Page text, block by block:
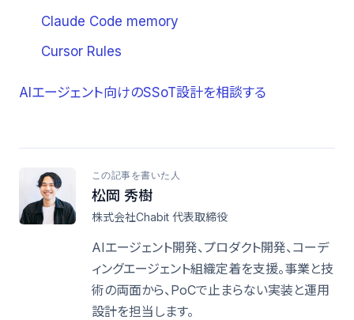
Claude Code memory
Cursor Rules
AIエージェント向けのSSoT設計を相談する
この記事を書いた人
松岡 秀樹
株式会社Chabit 代表取締役
AIエージェント開発、プロダクト開発、コーデ
ィングエージェント組織定着を支援。事業と技
術の両面から、PoCで止まらない実装と運用
設計を担当します。